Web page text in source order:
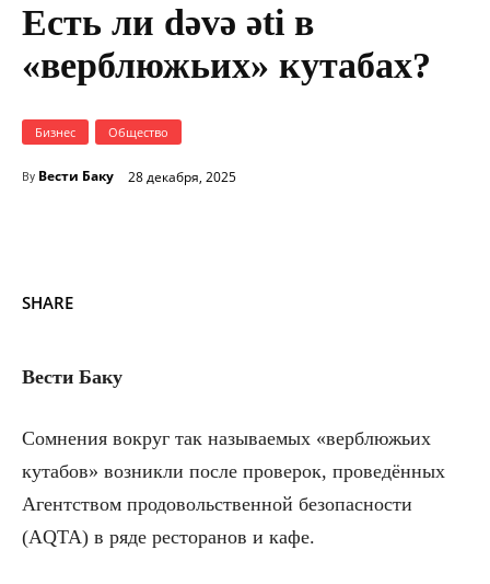
Есть ли dəvə əti в
«верблюжьих» кутабах?
Бизнес Общество
By Вести Баку 28 декабря, 2025
SHARE
Вести Баку
Сомнения вокруг так называемых «верблюжьих
кутабов» возникли после проверок, проведённых
Агентством продовольственной безопасности
(AQTA) в ряде ресторанов и кафе.